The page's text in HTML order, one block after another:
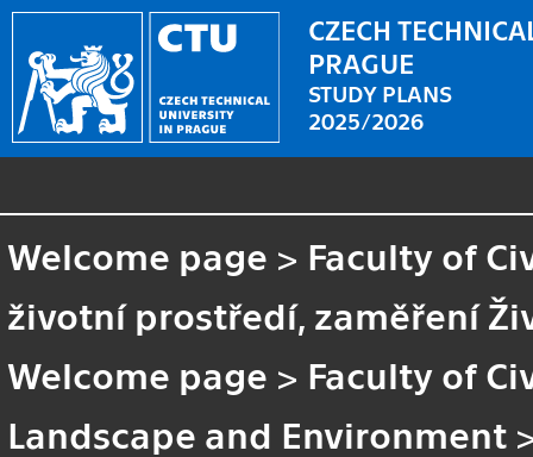
CZECH
PRAGUE
STUDY PLANS
2025/2026
Welcome page > Faculty of
životní prostředí, zaměření
Welcome page > Faculty of
Landscape and Environment